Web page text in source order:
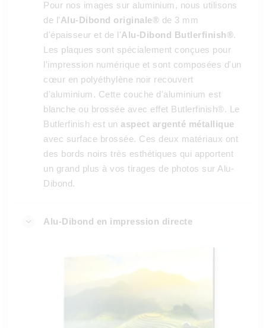
Pour nos images sur aluminium, nous utilisons
de l'Alu-Dibond originale® de 3 mm
d'épaisseur et de l'Alu-Dibond Butlerfinish®.
Les plaques sont spécialement conçues pour
l'impression numérique et sont composées d'un
cœur en polyéthylène noir recouvert
d'aluminium. Cette couche d'aluminium est
blanche ou brossée avec effet Butlerfinish®. Le
Butlerfinish est un aspect argenté métallique
avec surface brossée. Ces deux matériaux ont
des bords noirs très esthétiques qui apportent
un grand plus à vos tirages de photos sur Alu-
Dibond.
Alu-Dibond en impression directe